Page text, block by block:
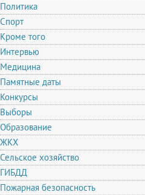
Политика
Спорт
Кроме того
Интервью
Медицина
Памятные даты
Конкурсы
Выборы
Образование
ЖКХ
Сельское хозяйство
ГИБДД
Пожарная безопасность